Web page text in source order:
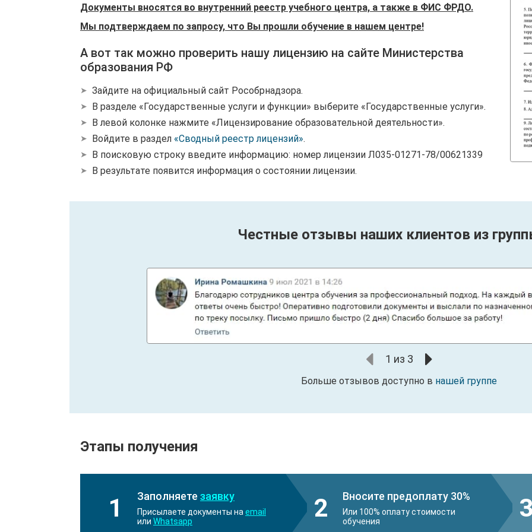
Документы вносятся во внутренний реестр учебного центра, а также в ФИС ФРДО.
Мы подтверждаем по запросу, что Вы прошли обучение в нашем центре!
А вот так можно проверить нашу лицензию на сайте Министерства
образования РФ
Зайдите на официальный сайт Рособрнадзора.
В разделе «Государственные услуги и функции» выберите «Государственные услуги».
В левой колонке нажмите «Лицензирование образовательной деятельности».
Войдите в раздел «Сводный реестр лицензий».
В поисковую строку введите информацию: номер лицензии Л035-01271-78/00621339
В результате появится информация о состоянии лицензии.
Честные отзывы наших клиентов из
1 из 3
Больше отзывов доступно в нашей группе
Этапы получения
1 Заполняете заявку
Присылаете документы на email
или Whatsapp 2 Вносите предоплату 30%
Или 100% оплату стоимости
обучения